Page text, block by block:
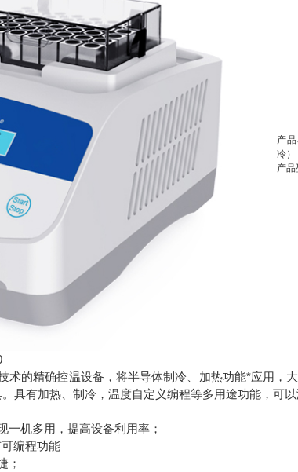
产
冷）
产
术的精确控温设备，将半导体制冷、加热功能*应用，
具有加热、制冷，温度自定义编程等多用途功能，可
一机多用，提高设备利用率；
编程功能
；